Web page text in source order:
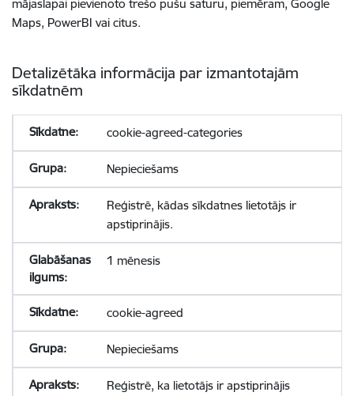
mājaslapai pievienoto trešo pušu saturu, piemēram, Google
Maps, PowerBI vai citus.
Detalizētāka informācija par izmantotajām
sīkdatnēm
cookie-agreed-categories
Nepieciešams
Reģistrē, kādas sīkdatnes lietotājs ir
apstiprinājis.
1 mēnesis
cookie-agreed
Nepieciešams
Reģistrē, ka lietotājs ir apstiprinājis